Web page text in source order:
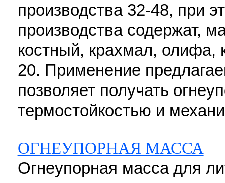
производства 32-48, при
производства содержат,
костный, крахмал, олифа,
20. Применение
позволяет получать
термостойкостью и
ОГНЕУПОРНАЯ МАССА
Огнеупорная масса для